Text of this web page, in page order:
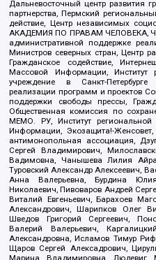
Дальневосточный центр развития
партнерства, Пермский
действие, Центр независимых
АКАДЕМИЯ ПО ПРАВАМ ЧЕЛОВЕКА,
административной поддержке
Министров северных стран, Центр
Гражданское содействие,
Массовой Информации, Институт
учреждение в Санкт-
реализации программ и проектов
поддержки свободы прессы,
Общественная комиссия по
МЕМО. РУ, Институт региональной
Информации, Экозащита!-
антимонопольная ассоциация,
Сергей Владимирович,
Вадимовна, Чанышева Лилия
Туровский Александр Алексеевич,
Анна Валерьевна, Бурдина
Николаевич, Пивоваров Андрей
Виталий Евгеньевич, Барахоев
Александрович, Шарипков Олег
Шведов Григорий Сергеевич,
Валерий Валерьевич,
Александровна, Исламов Тимур
Щаров Сергей Алексадрович,